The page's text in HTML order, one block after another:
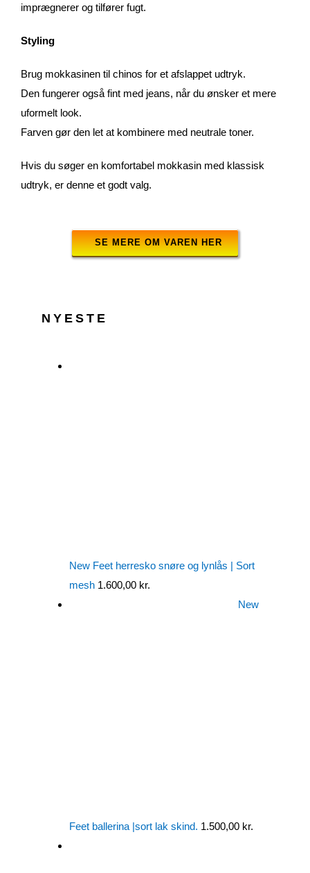
imprægnerer og tilfører fugt.
Styling
Brug mokkasinen til chinos for et afslappet udtryk.
Den fungerer også fint med jeans, når du ønsker et mere
uformelt look.
Farven gør den let at kombinere med neutrale toner.
Hvis du søger en komfortabel mokkasin med klassisk
udtryk, er denne et godt valg.
SE MERE OM VAREN HER
NYESTE
New Feet herresko snøre og lynlås | Sort
mesh 1.600,00 kr.
New
Feet ballerina |sort lak skind. 1.500,00 kr.